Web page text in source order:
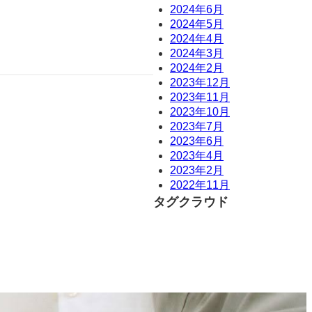
2024年6月
2024年5月
2024年4月
2024年3月
2024年2月
2023年12月
2023年11月
2023年10月
2023年7月
2023年6月
2023年4月
2023年2月
2022年11月
タグクラウド